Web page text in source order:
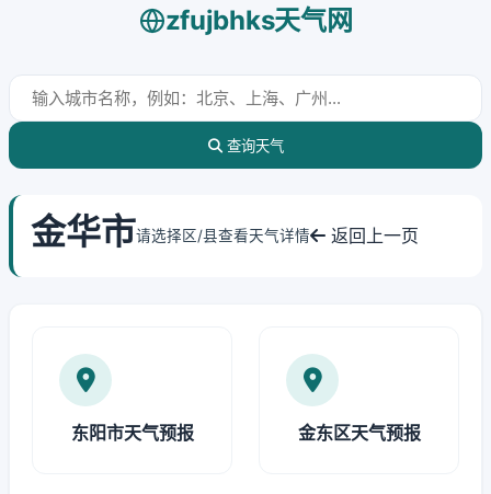
zfujbhks天气网
查询天气
金华市请选择区/县查看天气详情 返回上一页
东阳市天气预报 金东区天气预报